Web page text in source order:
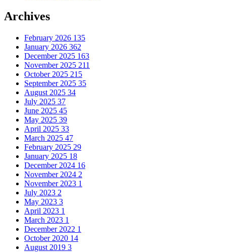
Archives
February 2026 135
January 2026 362
December 2025 163
November 2025 211
October 2025 215
September 2025 35
August 2025 34
July 2025 37
June 2025 45
May 2025 39
April 2025 33
March 2025 47
February 2025 29
January 2025 18
December 2024 16
November 2024 2
November 2023 1
July 2023 2
May 2023 3
April 2023 1
March 2023 1
December 2022 1
October 2020 14
August 2019 3